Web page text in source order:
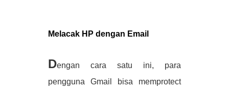
Melacak HP dengan Email
Dengan cara satu ini, para
pengguna Gmail bisa memprotect